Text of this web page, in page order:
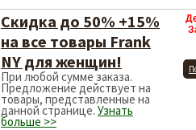
Скидка до 50% +15%
на все товары Frank
NY для женщин!
При любой сумме заказа.
Предложение действует на
товары, представленные на
данной странице. Узнать
больше >>